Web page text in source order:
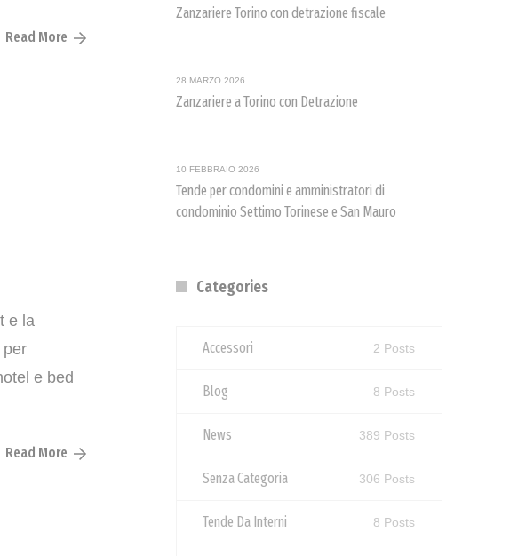
Read More
e la
e bed
Read More
Zanzariere Torino con detrazione fiscale
28 MARZO 2026
Zanzariere a Torino con Detrazione
10 FEBBRAIO 2026
Tende per condomini e amministratori di
condominio Settimo Torinese e San Mauro
Categories
Accessori 2 Posts
Blog 8 Posts
News 389 Posts
Senza Categoria 306 Posts
Tende Da Interni 8 Posts